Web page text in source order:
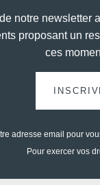
notre newsletter
proposant un
ces
adresse email pour
Pour exercer vos